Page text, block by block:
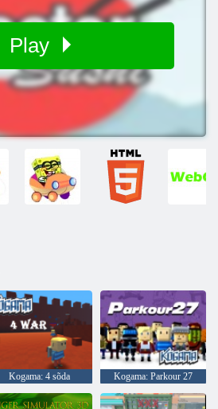
Play
Kogama: 4 sõda Kogama: Parkour 27